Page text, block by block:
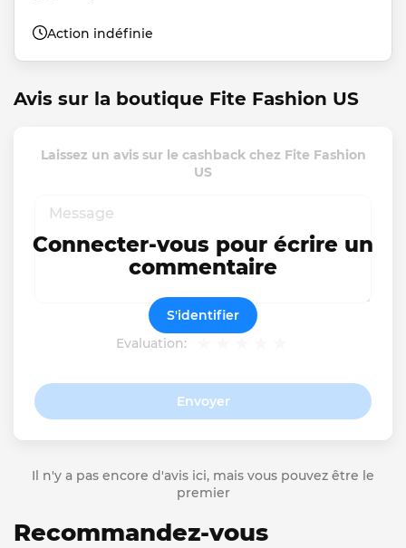
Action indéfinie
Avis sur la boutique Fite Fashion US
Laissez un avis sur le cashback chez Fite Fashion
US
Evaluation:
Envoyer
Connecter-vous pour écrire un
commentaire
S'identifier
Il n'y a pas encore d'avis ici, mais vous pouvez être le
premier
Recommandez-vous